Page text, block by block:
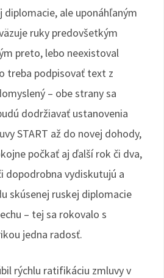
diplomacie, ale uponáhľaným
ruky predovšetkým
preto, lebo neexistoval
treba podpisovať text z
– obe strany sa
dodržiavať ustanovenia
START až do novej dohody,
počkať aj ďalší rok či dva,
dopodrobna vydiskutujú a
skúsenej ruskej diplomacie
– tej sa rokovalo s
jedna radosť.
rýchlu ratifikáciu zmluvy v